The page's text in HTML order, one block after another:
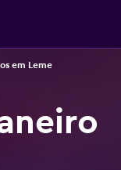
em Leme